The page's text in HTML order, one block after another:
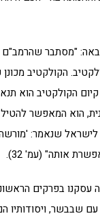
הבאה: "מסתבר שהרמב"ם
הקולקטיב
הקולקטיב הוא תנאי
הוא המאפשר להטיל
שנאמר:
אותה" (עמ' 32).
עסקנו בפרקים
שבבשר, ויסודותיו